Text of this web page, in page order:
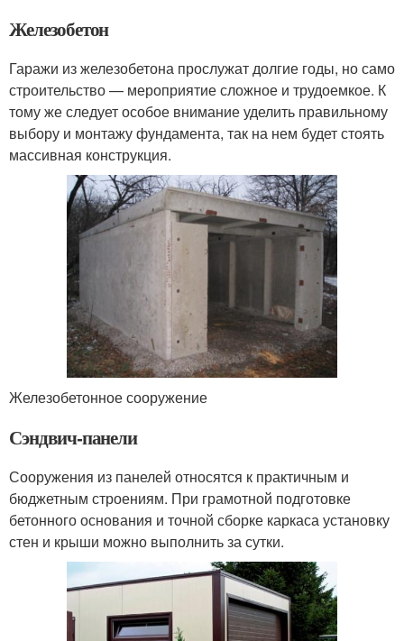
Железобетон
Гаражи из железобетона прослужат долгие годы, но само
строительство — мероприятие сложное и трудоемкое. К
тому же следует особое внимание уделить правильному
выбору и монтажу фундамента, так на нем будет стоять
массивная конструкция.
Железобетонное сооружение
Сэндвич-панели
Сооружения из панелей относятся к практичным и
бюджетным строениям. При грамотной подготовке
бетонного основания и точной сборке каркаса установку
стен и крыши можно выполнить за сутки.